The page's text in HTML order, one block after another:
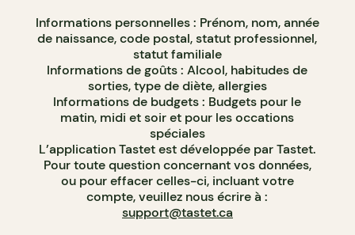
Informations personnelles : Prénom, nom, année
de naissance, code postal, statut professionnel,
statut familiale
Informations de goûts : Alcool, habitudes de
sorties, type de diète, allergies
Informations de budgets : Budgets pour le
matin, midi et soir et pour les occations
spéciales
L’application Tastet est développée par Tastet.
Pour toute question concernant vos données,
ou pour effacer celles-ci, incluant votre
compte, veuillez nous écrire à :
support@tastet.ca